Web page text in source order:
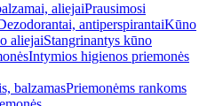
aliejaiPrausimosi
antiperspirantaiKūno
aliejaiStangrinantys kūno
Intymios higienos priemonės
balzamasPriemonėms rankoms